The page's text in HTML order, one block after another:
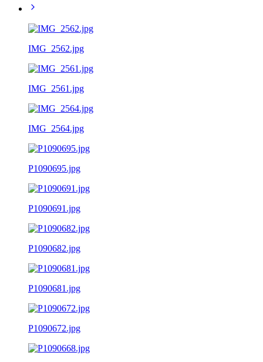
IMG_2562.jpg
IMG_2561.jpg
IMG_2564.jpg
P1090695.jpg
P1090691.jpg
P1090682.jpg
P1090681.jpg
P1090672.jpg